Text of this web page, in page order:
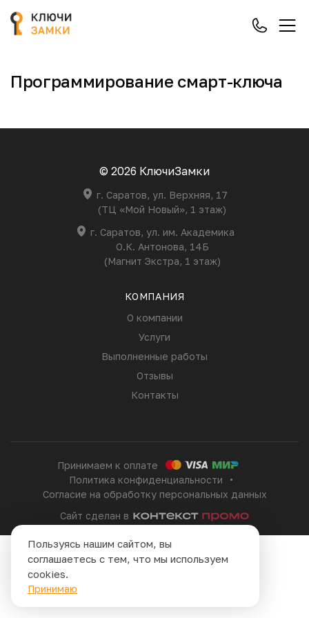
Программирование смарт-ключа
© 2026 КлючиЗамки
г. Саратов, ул. Верхняя, 17
(ТЦ «Мой Новый», 1 этаж)
г. Саратов, ул. им. Академика
О.К. Антонова, 14Б
(Магнит Экстра, 1 этаж)
КОМПАНИЯ
О компании
Услуги
Выполненные работы
Отзывы
Контакты
Принимаем к оплате
Политика конфиденциальности
Согласие на обработку персональных данных
Сайт сделан в
Пользуясь нашим сайтом, вы
соглашаетесь с тем, что мы используем
cookies.
Принимаю